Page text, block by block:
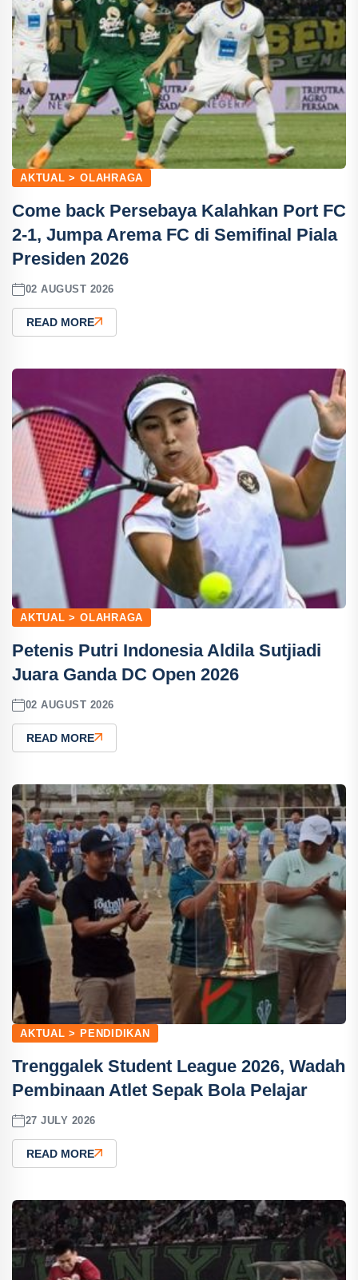
AKTUAL > OLAHRAGA
Come back Persebaya Kalahkan Port FC
2-1, Jumpa Arema FC di Semifinal Piala
Presiden 2026
02 AUGUST 2026
READ MORE
AKTUAL > OLAHRAGA
Petenis Putri Indonesia Aldila Sutjiadi
Juara Ganda DC Open 2026
02 AUGUST 2026
READ MORE
AKTUAL > PENDIDIKAN
Trenggalek Student League 2026, Wadah
Pembinaan Atlet Sepak Bola Pelajar
27 JULY 2026
READ MORE